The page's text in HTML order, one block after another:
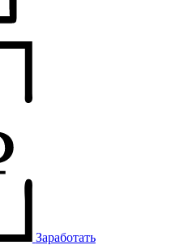
Заработать